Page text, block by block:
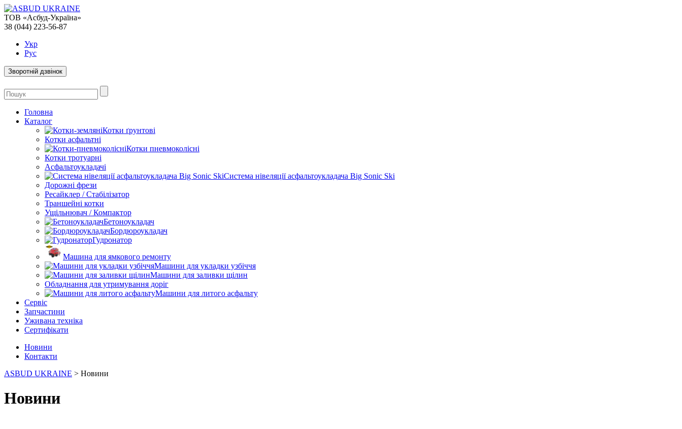
ТОВ «Асбуд-Україна»
38 (044) 223-56-87
Укр
Рус
Зворотній дзвінок
Головна
Каталог
Котки ґрунтові
Котки асфальтні
Котки пневмоколісні
Котки тротуарні
Асфальтоукладачі
Система нівеляції асфальтоукладача Big Sonic Ski
Дорожні фрези
Ресайклер / Стабілізатор
Траншейні котки
Ущільнювач / Компактор
Бетоноукладач
Бордюроукладач
Гудронатор
Машина для ямкового ремонту
Машини для укладки узбіччя
Машини для заливки щілин
Обладнання для утримування доріг
Машини для литого асфальту
Сервіс
Запчастини
Уживана техніка
Сертифікати
Новини
Контакти
ASBUD UKRAINE > Новини
Новини